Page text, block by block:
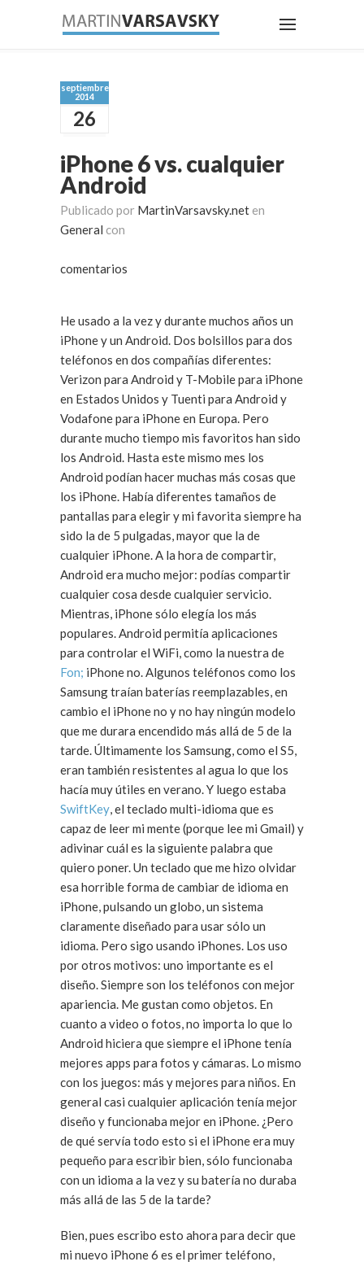
septiembre
2014
26
iPhone 6 vs. cualquier
Android
Publicado por MartinVarsavsky.net en
General con
comentarios
He usado a la vez y durante muchos años un
iPhone y un Android. Dos bolsillos para dos
teléfonos en dos compañías diferentes:
Verizon para Android y T-Mobile para iPhone
en Estados Unidos y Tuenti para Android y
Vodafone para iPhone en Europa. Pero
durante mucho tiempo mis favoritos han sido
los Android. Hasta este mismo mes los
Android podían hacer muchas más cosas que
los iPhone. Había diferentes tamaños de
pantallas para elegir y mi favorita siempre ha
sido la de 5 pulgadas, mayor que la de
cualquier iPhone. A la hora de compartir,
Android era mucho mejor: podías compartir
cualquier cosa desde cualquier servicio.
Mientras, iPhone sólo elegía los más
populares. Android permitía aplicaciones
para controlar el WiFi, como la nuestra de
Fon; iPhone no. Algunos teléfonos como los
Samsung traían baterías reemplazables, en
cambio el iPhone no y no hay ningún modelo
que me durara encendido más allá de 5 de la
tarde. Últimamente los Samsung, como el S5,
eran también resistentes al agua lo que los
hacía muy útiles en verano. Y luego estaba
SwiftKey, el teclado multi-idioma que es
capaz de leer mi mente (porque lee mi Gmail) y
adivinar cuál es la siguiente palabra que
quiero poner. Un teclado que me hizo olvidar
esa horrible forma de cambiar de idioma en
iPhone, pulsando un globo, un sistema
claramente diseñado para usar sólo un
idioma. Pero sigo usando iPhones. Los uso
por otros motivos: uno importante es el
diseño. Siempre son los teléfonos con mejor
apariencia. Me gustan como objetos. En
cuanto a video o fotos, no importa lo que lo
Android hiciera que siempre el iPhone tenía
mejores apps para fotos y cámaras. Lo mismo
con los juegos: más y mejores para niños. En
general casi cualquier aplicación tenía mejor
diseño y funcionaba mejor en iPhone. ¿Pero
de qué servía todo esto si el iPhone era muy
pequeño para escribir bien, sólo funcionaba
con un idioma a la vez y su batería no duraba
más allá de las 5 de la tarde?
Bien, pues escribo esto ahora para decir que
mi nuevo iPhone 6 es el primer teléfono,